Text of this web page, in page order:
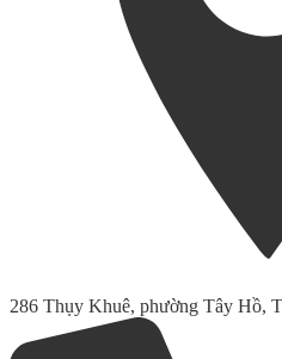
286 Thụy Khuê, phường Tây Hồ,